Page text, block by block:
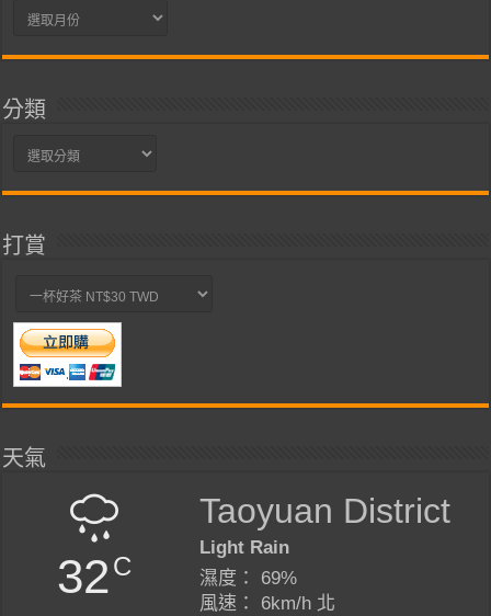
彙
分類
分
打賞
天氣
32C
Taoyuan District
Light Rain
濕度： 69%
風速： 6km/h 北